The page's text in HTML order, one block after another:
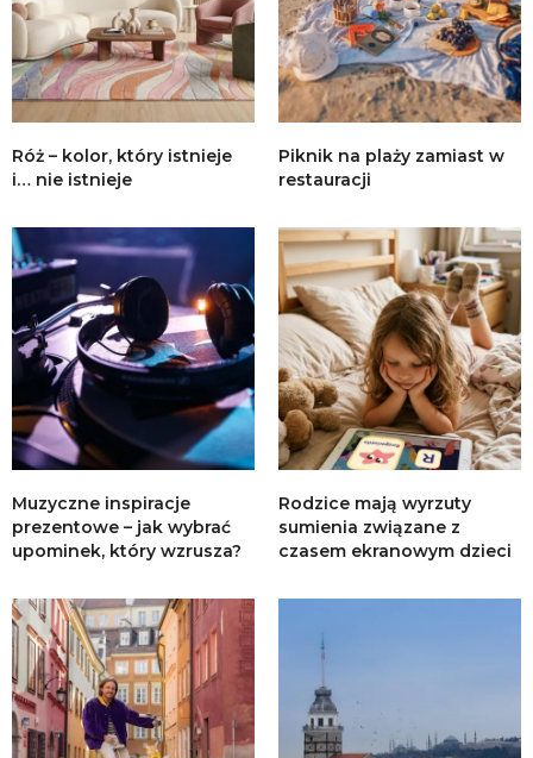
Róż – kolor, który istnieje
i… nie istnieje
Piknik na plaży zamiast w
restauracji
Muzyczne inspiracje
prezentowe – jak wybrać
upominek, który wzrusza?
Rodzice mają wyrzuty
sumienia związane z
czasem ekranowym dzieci